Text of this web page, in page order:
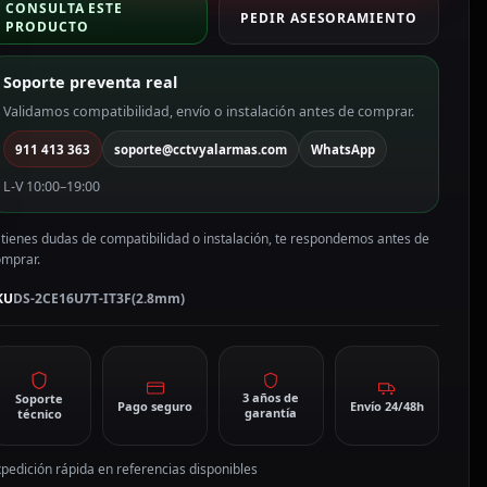
CONSULTA ESTE
PRODUCTO
PEDIR ASESORAMIENTO
Soporte preventa real
Validamos compatibilidad, envío o instalación antes de comprar.
911 413 363 soporte@cctvyalarmas.com WhatsApp
L-V 10:00–19:00
dudas de compatibilidad o instalación, te respondemos antes de
DS-2CE16U7T-IT3F(2.8mm)
Soporte
técnico
Pago seguro
3 años de
garantía
Envío 24/48h
rápida en referencias disponibles